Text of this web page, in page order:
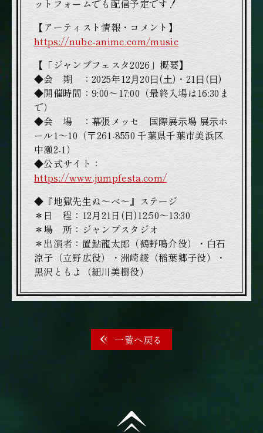
ットフォームでも配信予定です！
【アーティスト情報・コメント】
https://nube-anime.com/music
【「ジャンプフェスタ2026」概要】
◆会 期 ：2025年12⽉20⽇(⼟)・21⽇(⽇)
◆開催時間：9:00～17:00（最終入場は16:30ま
で）
◆会 場 ：幕張メッセ 国際展⽰場 展⽰ホ
ール1～10（〒261-8550 千葉県千葉市美浜区
中瀬2-1）
◆公式サイト：
https://www.jumpfesta.com/
◆『地獄先生ぬ～べ～』ステージ
＊日 程：12月21日(日)12:50～13:30
＊場 所：ジャンプスタジオ
＊出演者：置鮎龍太郎（鵺野鳴介役）・白石
涼子（立野広役）・洲崎綾（稲葉郷子役）・
黒沢ともよ（細川美樹役）
一覧へ戻る